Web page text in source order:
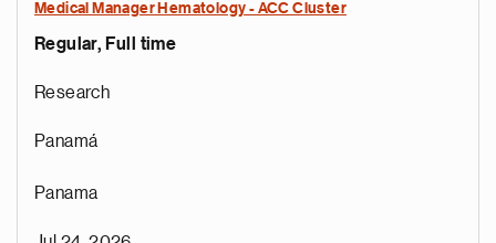
Medical Manager Hematology - ACC Cluster
Regular, Full time
Research
Panamá
Panama